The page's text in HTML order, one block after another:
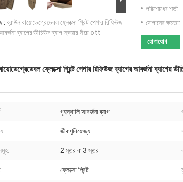
:ব্রাউন বায়োডেগ্রেডেবল ফ্লেক্সো প্রিন্ট পেপার রিফিউজ
ব্যাগের ডীচিউস ব্যাগ স্কয়ার নীচে ott
পরিশোধের শর্ত:
যোগানের ক্ষমতা:
যোগাযোগ
ফ্লেক্সো প্রিন্ট পেপার রিফিউজ ব্যাগের আবর্জনা ব্যাগের
গৃহস্থালি আবর্জনা ব্যাগ
জীবাণুবিয়োজ্য
2 স্তর বা 3 স্তর
ফ্লেক্সো প্রিন্ট